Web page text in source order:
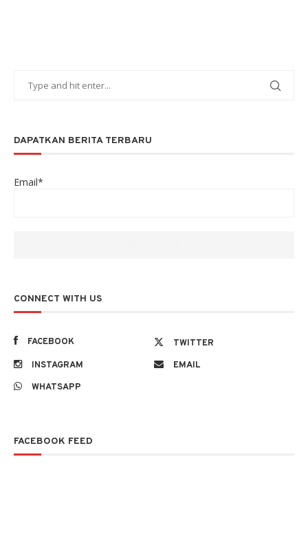
DAPATKAN BERITA TERBARU
Email*
CONNECT WITH US
FACEBOOK
TWITTER
INSTAGRAM
EMAIL
WHATSAPP
FACEBOOK FEED